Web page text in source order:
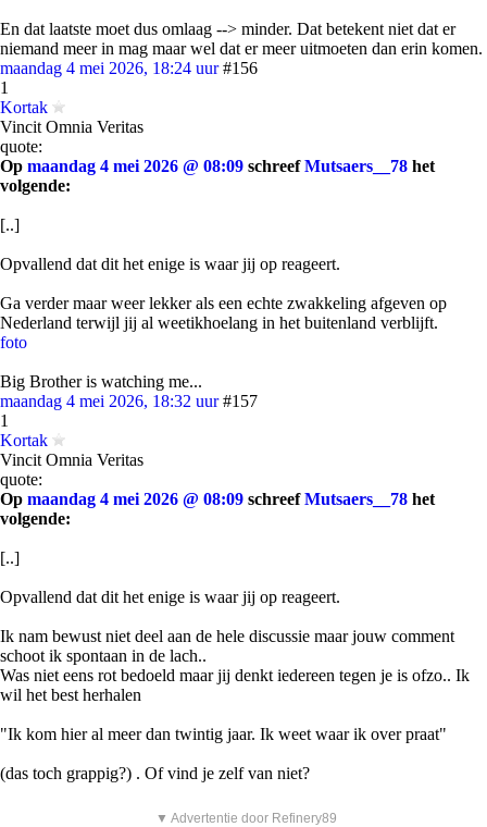
En dat laatste moet dus omlaag --> minder. Dat betekent niet dat er
niemand meer in mag maar wel dat er meer uitmoeten dan erin komen.
maandag 4 mei 2026, 18:24 uur #156
1
Kortak
Vincit Omnia Veritas
quote:
Op maandag 4 mei 2026 @ 08:09 schreefMutsaers__78 het
volgende:
[..]
Opvallend dat dit het enige is waar jij op reageert.
Ga verder maar weer lekker als een echte zwakkeling afgeven op
Nederland terwijl jij al weetikhoelang in het buitenland verblijft.
foto
Big Brother is watching me...
maandag 4 mei 2026, 18:32 uur #157
1
Kortak
Vincit Omnia Veritas
quote:
Op maandag 4 mei 2026 @ 08:09 schreefMutsaers__78 het
volgende:
[..]
Opvallend dat dit het enige is waar jij op reageert.
Ik nam bewust niet deel aan de hele discussie maar jouw comment
schoot ik spontaan in de lach..
Was niet eens rot bedoeld maar jij denkt iedereen tegen je is ofzo.. Ik
wil het best herhalen
"Ik kom hier al meer dan twintig jaar. Ik weet waar ik over praat"
(das toch grappig?) . Of vind je zelf van niet?
▼ Advertentie door Refinery89